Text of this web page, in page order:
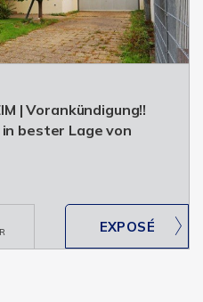
| Vorankündigung!!
bester Lage von